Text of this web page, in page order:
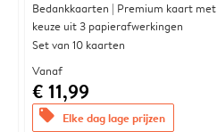
Bedankkaarten | Premium kaart met
keuze uit 3 papierafwerkingen
Set van 10 kaarten
Vanaf
€ 11,99
offers Elke dag lage prijzen